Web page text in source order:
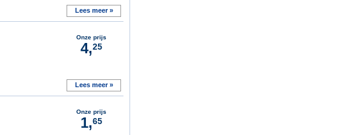
Lees meer »
Onze prijs
4,25
Lees meer »
Onze prijs
1,65